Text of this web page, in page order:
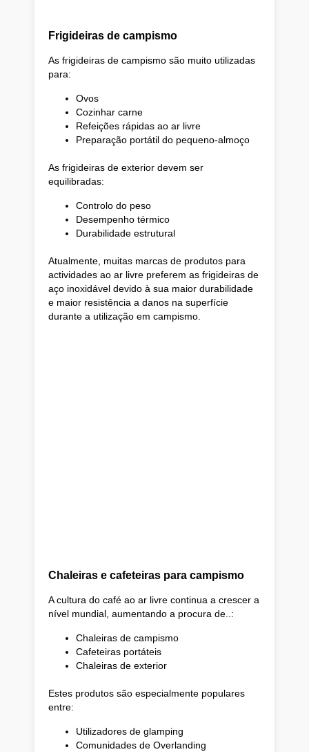
Frigideiras de campismo
As frigideiras de campismo são muito utilizadas
para:
Ovos
Cozinhar carne
Refeições rápidas ao ar livre
Preparação portátil do pequeno-almoço
As frigideiras de exterior devem ser
equilibradas:
Controlo do peso
Desempenho térmico
Durabilidade estrutural
Atualmente, muitas marcas de produtos para
actividades ao ar livre preferem as frigideiras de
aço inoxidável devido à sua maior durabilidade
e maior resistência a danos na superfície
durante a utilização em campismo.
Chaleiras e cafeteiras para campismo
A cultura do café ao ar livre continua a crescer a
nível mundial, aumentando a procura de..:
Chaleiras de campismo
Cafeteiras portáteis
Chaleiras de exterior
Estes produtos são especialmente populares
entre:
Utilizadores de glamping
Comunidades de Overlanding